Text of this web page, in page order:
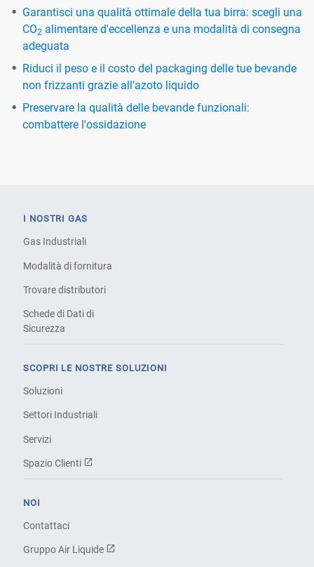
Garantisci una qualità ottimale della tua birra: scegli una
CO2 alimentare d'eccellenza e una modalità di consegna
adeguata
Riduci il peso e il costo del packaging delle tue bevande
non frizzanti grazie all'azoto liquido
Preservare la qualità delle bevande funzionali:
combattere l'ossidazione
I NOSTRI GAS
Gas Industriali
Modalità di fornitura
Trovare distributori
Schede di Dati di
Sicurezza
SCOPRI LE NOSTRE SOLUZIONI
Soluzioni
Settori Industriali
Servizi
Spazio Clienti
NOI
Contattaci
Gruppo Air Liquide